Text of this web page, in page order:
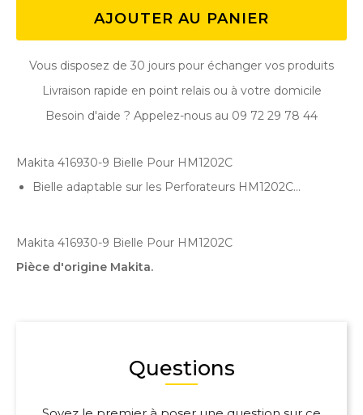
AJOUTER AU PANIER
Vous disposez de 30 jours pour échanger vos produits
Livraison rapide en point relais ou à votre domicile
Besoin d'aide ? Appelez-nous au 09 72 29 78 44
Makita 416930-9 Bielle Pour HM1202C
Bielle adaptable sur les Perforateurs HM1202C ...
Makita 416930-9 Bielle Pour HM1202C
Pièce d'origine Makita.
Questions